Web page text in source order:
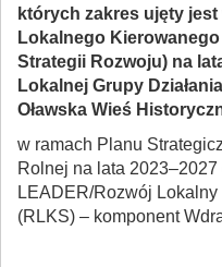
których zakres ujęty
Lokalnego
Strategii Rozwoju) na
Lokalnej Grupy
Oławska Wieś
w ramach Planu
Rolnej na lata
LEADER/Rozwój
(RLKS) – komponent